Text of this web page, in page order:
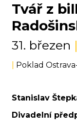
Tvář z
31. březen |
Poklad
Stanislav
Divadelní